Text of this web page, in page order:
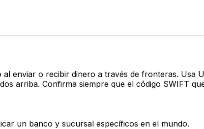
enviar o recibir dinero a través de fronteras. Usa
arriba. Confirma siempre que el código SWIFT
un banco y sucursal específicos en el mundo.